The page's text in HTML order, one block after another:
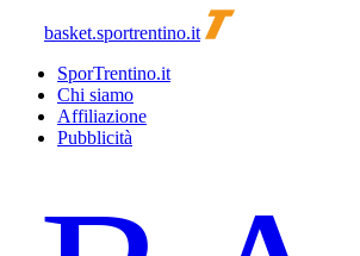
basket.sportrentino.it
SporTrentino.it
Chi siamo
Affiliazione
Pubblicità